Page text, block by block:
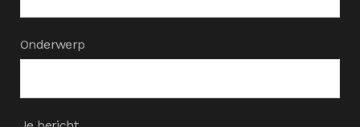
Onderwerp